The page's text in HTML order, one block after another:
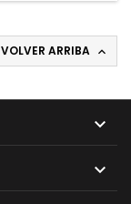
VOLVER ARRIBA 

